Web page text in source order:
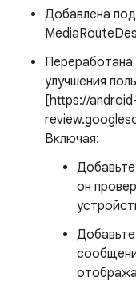
Добавлена
Переработана
улучшения
[https://
Включая:
он